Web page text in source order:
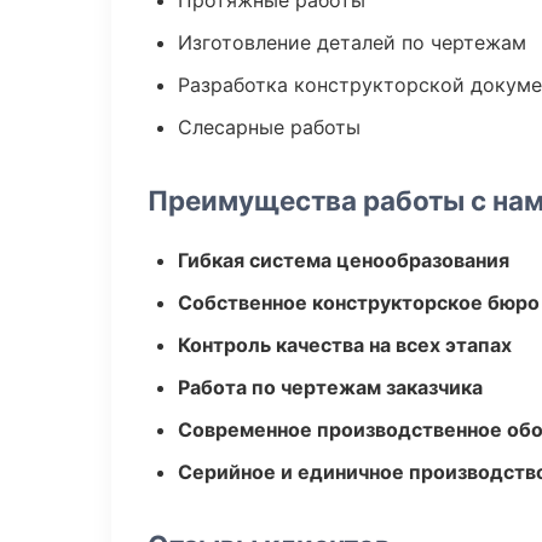
Изготовление деталей по чертежам
Разработка конструкторской
Слесарные работы
Преимущества работы с
Гибкая система ценообразования
Собственное конструкторское бюро
Контроль качества на всех этапах
Работа по чертежам заказчика
Современное производственное
Серийное и единичное